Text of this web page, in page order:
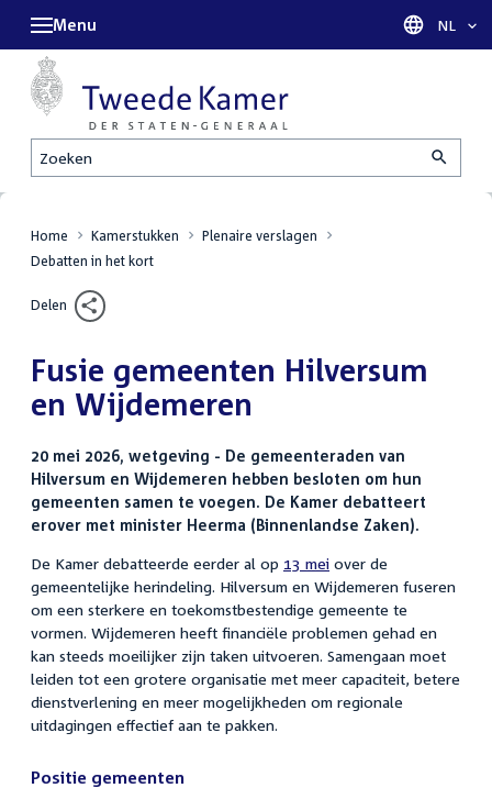
Zoeken
Menu Taal
NL
Home Kamerstukken
Plenaire verslagen
Debatten in het kort
Delen
Fusie gemeenten Hilversum
en Wijdemeren
20 mei 2026, wetgeving - De gemeenteraden van
Hilversum en Wijdemeren hebben besloten om hun
gemeenten samen te voegen. De Kamer debatteert
erover met minister Heerma (Binnenlandse Zaken).
De Kamer debatteerde eerder al op 13 mei over de
gemeentelijke herindeling. Hilversum en Wijdemeren fuseren
om een sterkere en toekomstbestendige gemeente te
vormen. Wijdemeren heeft financiële problemen gehad en
kan steeds moeilijker zijn taken uitvoeren. Samengaan moet
leiden tot een grotere organisatie met meer capaciteit, betere
dienstverlening en meer mogelijkheden om regionale
uitdagingen effectief aan te pakken.
Positie gemeenten